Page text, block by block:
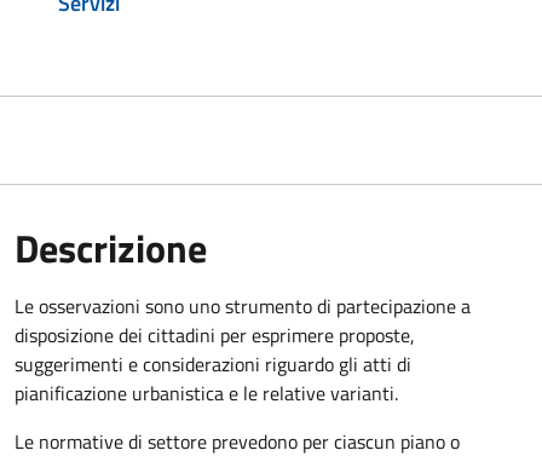
Descrizione
Le osservazioni sono uno strumento di partecipazione a
disposizione dei cittadini per esprimere proposte,
suggerimenti e considerazioni riguardo gli atti di
pianificazione urbanistica e le relative varianti.
Le normative di settore prevedono per ciascun piano o